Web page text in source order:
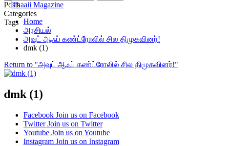
Posts
Categories
Tags Home
அரசியல்
அவுட் ஆஃப் கண்ட்ரோலில் சில திமுகவினர்!
dmk (1)
Return to "அவுட் ஆஃப் கண்ட்ரோலில் சில திமுகவினர்!"
dmk (1)
Facebook Join us on Facebook
Twitter Join us on Twitter
Youtube Join us on Youtube
Instagram Join us on Instagram